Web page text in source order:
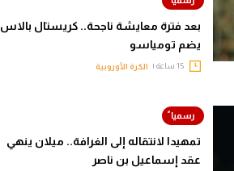
بعد فترة معايشة ناجحة.. كريستال بالاس
يضم تومياسو
15 ساعة | الكرة الأوروبية
تمهيدا لانتقاله إلى الغرافة.. ميلان ينهي
عقد إسماعيل بن ناصر